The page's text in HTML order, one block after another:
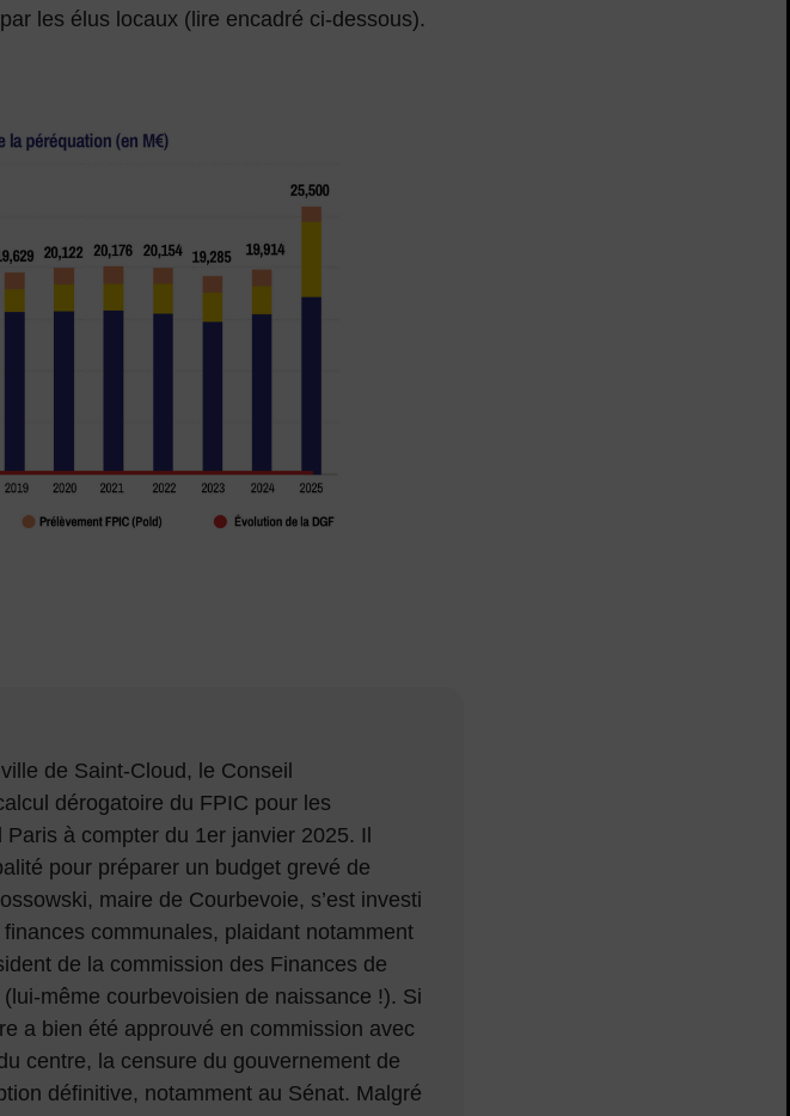
les élus locaux (lire encadré ci-dessous).
de Saint-Cloud, le Conseil
dérogatoire du FPIC pour les
à compter du 1er janvier 2025. Il
pour préparer un budget grevé de
maire de Courbevoie, s’est investi
communales, plaidant notamment
de la commission des Finances de
même courbevoisien de naissance !). Si
a bien été approuvé en commission avec
centre, la censure du gouvernement de
définitive, notamment au Sénat. Malgré